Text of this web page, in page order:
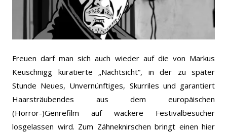
Freuen darf man sich auch wieder auf die von Markus
Keuschnigg kuratierte „Nachtsicht“, in der zu später
Stunde Neues, Unvernünftiges, Skurriles und garantiert
Haarsträubendes aus dem europäischen
(Horror-)Genrefilm auf wackere Festivalbesucher
losgelassen wird. Zum Zähneknirschen bringt einen hier